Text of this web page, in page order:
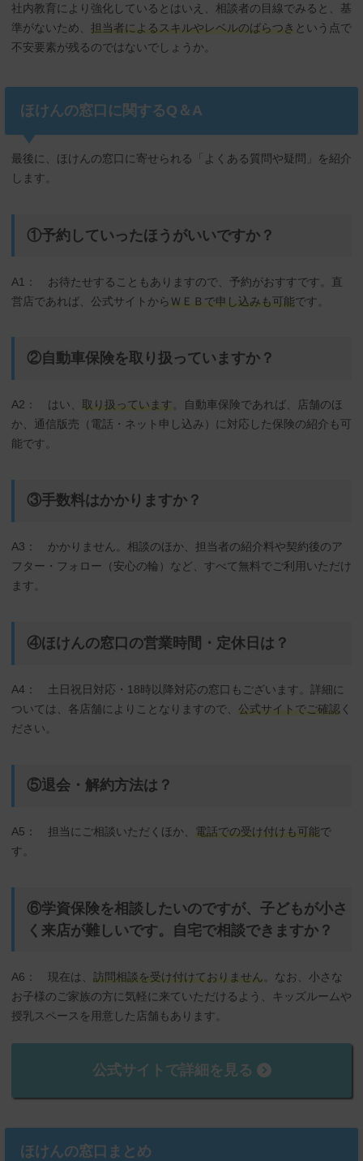
社内教育により強化しているとはいえ、相談者の目線でみると、基
準がないため、 担当者によるスキルやレベルのばらつき という点で
不安要素が残るのではないでしょうか。
ほけんの窓口に関するQ＆A
最後に、ほけんの窓口に寄せられる「よくある質問や疑問」を紹介
します。
①予約していったほうがいいですか？
A1： お待たせすることもありますので、予約がおすすです。直
営店であれば、公式サイトから ＷＥＢで申し込みも可能です。
②自動車保険を取り扱っていますか？
A2： はい、 取り扱っています 。自動車保険であれば、店舗のほ
か、通信版売（電話・ネット申し込み）に対応した保険の紹介も可
能です。
③手数料はかかりますか？
A3： かかりません。相談のほか、担当者の紹介料や契約後のア
フター・フォロー（安心の輪）など、すべて無料でご利用いただけ
ます。
④ほけんの窓口の営業時間・定休日は？
A4： 土日祝日対応・18時以降対応の窓口もございます。詳細に
ついては、各店舗によりことなりますので、 公式サイトでご確認 く
ださい。
⑤退会・解約方法は？
A5： 担当にご相談いただくほか、 電話での受け付けも可能で
す。
⑥学資保険を相談したいのですが、子どもが小さ
く来店が難しいです。自宅で相談できますか？
A6： 現在は、 訪問相談を受け付けておりません 。なお、小さな
お子様のご家族の方に気軽に来ていただけるよう、キッズルームや
授乳スペースを用意した店舗もあります。
公式サイトで詳細を見る
ほけんの窓口まとめ